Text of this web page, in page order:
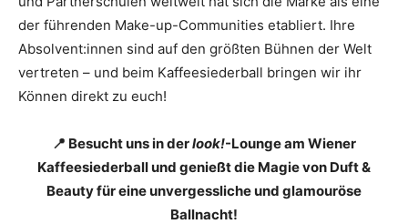
der führenden Make-up-Communities etabliert. Ihre
Absolvent:innen sind auf den größten Bühnen der Welt
vertreten – und beim Kaffeesiederball bringen wir ihr
Können direkt zu euch!
📍 Besucht uns in derlook!-Lounge am Wiener
Kaffeesiederball und genießt die Magie von Duft &
Beauty für eine unvergessliche und glamouröse
Ballnacht!